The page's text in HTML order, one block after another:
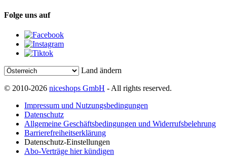
Folge uns auf
Land ändern
© 2010-2026 niceshops GmbH - All rights reserved.
Impressum und Nutzungsbedingungen
Datenschutz
Allgemeine Geschäftsbedingungen und Widerrufsbelehrung
Barrierefreiheitserklärung
Datenschutz-Einstellungen
Abo-Verträge hier kündigen